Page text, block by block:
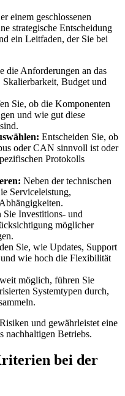
einem geschlossenen
strategische Entscheidung
ein Leitfaden, der Sie bei
die Anforderungen an das
Budget und
Sie, ob die Komponenten
und wie gut diese
Entscheiden Sie, ob
oder CAN sinnvoll ist oder
Protokolls
Neben der technischen
Serviceleistung,
Investitions- und
möglicher
Sie, wie Updates, Support
wie hoch die Flexibilität
möglich, führen Sie
Systemtypen durch,
und gewährleistet eine
nachhaltigen Betriebs.
bei der